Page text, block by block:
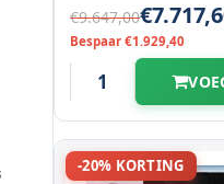
€9.647,00
Bespaar €1.929,40
-20% KORTING